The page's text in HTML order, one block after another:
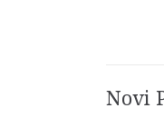
Novi